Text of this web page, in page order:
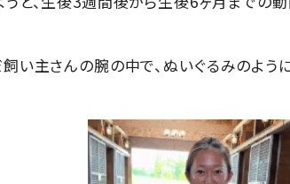
い主さんの腕の中で、ぬいぐるみのよう